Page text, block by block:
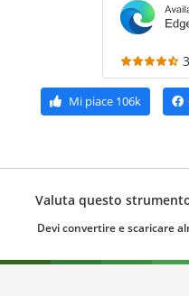
Mi piace 106k
Valuta questo
Devi convertire e scaricare